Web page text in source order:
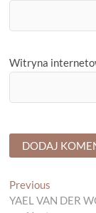
Witryna
Nawigacja
Previous
post:
YAEL VAN DER